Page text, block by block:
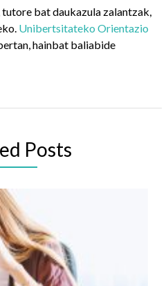
bat daukazula zalantzak,
Unibertsitateko Orientazio
hainbat baliabide
Posts